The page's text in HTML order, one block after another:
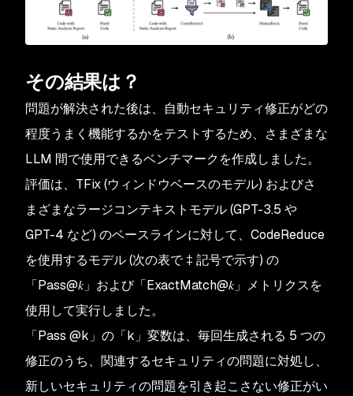
その結果は？
問題が解決された後は、自動セキュリティ修正がどの
程度うまく機能するかをテストするため、さまざまな
LLM 間で使用できるベンチマークを作成しました。
評価は、TFix (ウィンドウベースのモデル) およびさ
まざまなラージコンテキストモデル (GPT-3.5 や
GPT-4 など) のベースラインに対して、CodeReduce
を使用するモデル (次の表で ‡ 記号で示す) の
「Pass@𝑘」および「ExactMatch@𝑘」メトリクスを
使用して実行しました。
「Pass @k」の「k」変数は、毎回生成される 5 つの
修正のうち、関連するセキュリティの問題に対処し、
新しいセキュリティの問題を引き起こさない修正がい